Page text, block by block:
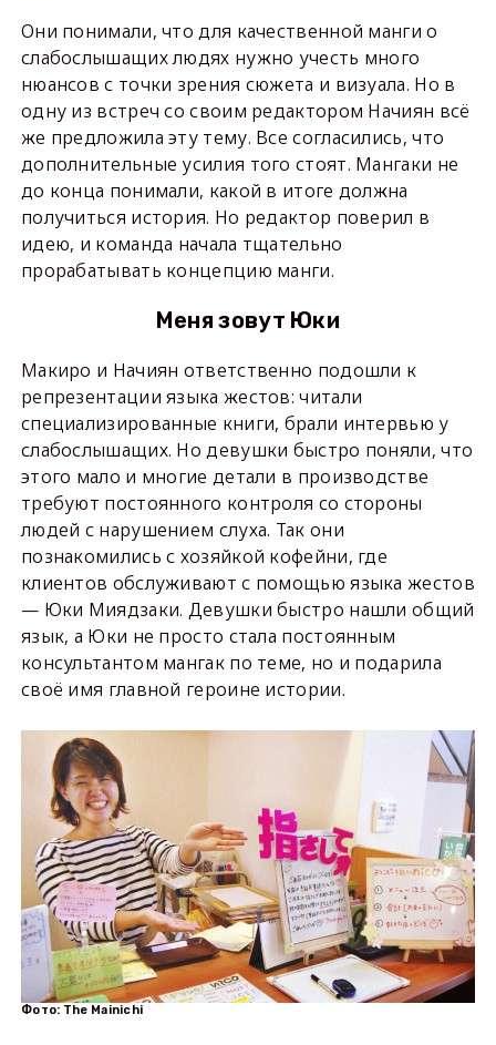
Они понимали, что для качественной манги о
слабослышащих людях нужно учесть много
нюансов с точки зрения сюжета и визуала. Но в
одну из встреч со своим редактором Начиян всё
же предложила эту тему. Все согласились, что
дополнительные усилия того стоят. Мангаки не
до конца понимали, какой в итоге должна
получиться история. Но редактор поверил в
идею, и команда начала тщательно
прорабатывать концепцию манги.
Меня зовут Юки
Макиро и Начиян ответственно подошли к
репрезентации языка жестов: читали
специализированные книги, брали интервью у
слабослышащих. Но девушки быстро поняли, что
этого мало и многие детали в производстве
требуют постоянного контроля со стороны
людей с нарушением слуха. Так они
познакомились с хозяйкой кофейни, где
клиентов обслуживают с помощью языка жестов
— Юки Миядзаки. Девушки быстро нашли общий
язык, а Юки не просто стала постоянным
консультантом мангак по теме, но и подарила
своё имя главной героине истории.
Фото: The Mainichi